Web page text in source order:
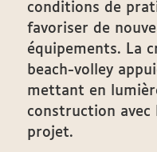
conditions de
favoriser de
équipements. La
beach-volley
mettant en
construction avec
projet.